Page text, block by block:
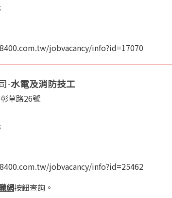
jobvacancy/info?id=17070
-水電及消防技工
草路26號
jobvacancy/info?id=25462
網按鈕查詢。